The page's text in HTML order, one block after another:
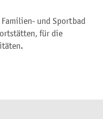
und Sportbad
für die